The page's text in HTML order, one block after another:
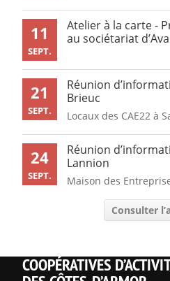
11
SEPT.
Atelier à la carte -
au sociétariat
21
SEPT.
Réunion
Brieuc
Locaux des CAE22 à
24
SEPT.
Réunion
Lannion
Maison des
Consulter
COOPÉRATIVES